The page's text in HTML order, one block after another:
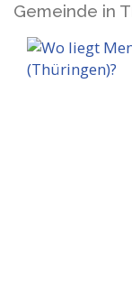
Gemeinde in